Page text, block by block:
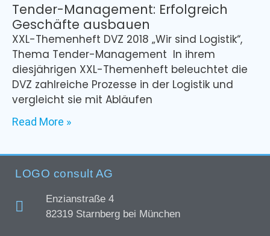
Tender-Management: Erfolgreich
Geschäfte ausbauen
XXL-Themenheft DVZ 2018 „Wir sind Logistik“,
Thema Tender-Management In ihrem
diesjährigen XXL-Themenheft beleuchtet die
DVZ zahlreiche Prozesse in der Logistik und
vergleicht sie mit Abläufen
Read More »
LOGO consult AG
Enzianstraße 4
82319 Starnberg bei München